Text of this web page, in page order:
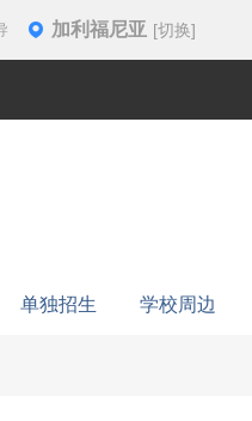
加利福尼亚 [切换]
单独招生 学校周边